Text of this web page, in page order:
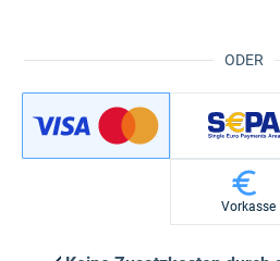
ODER
Vorkasse